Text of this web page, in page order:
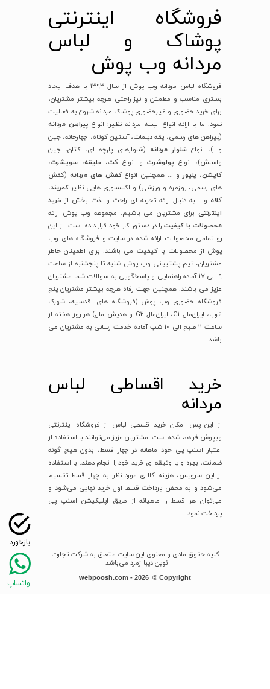
فروشگاه اینترنتی
پوشاک و لباس
مردانه وب پوش
فروشگاه لباس مردانه وب پوش از سال1393 با هدف ایجاد
بستری مناسب و مطمئن و نیز راحتی هرچه بیشتر مشتریان،
برای خرید حضوری و غیرحضوری پوشاک مردانه شروع به فعالیت
نمود. ما با ارائه انواع البسه مردانه نظیر: انواع پیراهن مردانه
(پیراهن های رسمی، یقه دپلمات، آستین کوتاه، چهارخانه، جین
و...)، انواعشلوار مردانه (شلوارهای پارچه ای، کتان، جین
واسلش)، انواع پولوشرت و انواع کت، جلیقه، سویشرت،
کاپشن، پلیور و ... همچنین انواع کفش های مردانه(کفش
های رسمی، روزمره و ورزشی) و اکسسوری هایی نظیر کمربند،
کلاه و... به دنبال ارائه تجربه ای راحت و لذت بخش از خرید
اینترنتی برای مشتریان می باشیم. مجموعه وب پوش ارائه
محصولات با کیفیترا در دستور کار خود قرار داده است. از این
رو تمامی محصولات ارائه شده در سایت و فروشگاه های وب
پوش از محصولات با کیفیت می باشند. برای اطمینان خاطر
مشتریان، تیم پشتیبانی وب پوش شنبه تا پنجشنبه از ساعت
9 الی 17 آماده راهنمایی و پاسخگویی به سوالات شما مشتریان
عزیز می باشند. همچنین جهت رفاه هرچه بیشتر مشتریان پنج
فروشگاه حضوری وب پوش (فروشگاه های اقدسیه، شهرک
غرب، ایران‌مال G1، ایران‌مال G2 و هدیش مال) هر روز هفته از
ساعت 11 صبح الی 10 شب آماده خدمت رسانی به مشتریان می
باشد.
خرید اقساطی لباس
مردانه
از این پس امکان خرید قسطی لباس از فروشگاه اینترنتی
وبپوش فراهم شده است. مشتریان عزیز می‌توانند با استفاده از
اعتبار اسنپ پی خود ماهانه در چهار قسط، بدون هیچ گونه
ضمانت، بهره و یا وثیقه ای خرید خود را انجام دهند. با استفاده
از این سرویس، هزینه کالای مورد نظر به چهار قسط تقسیم
می‌شود و به محض پرداخت قسط اول خرید نهایی می‌شود و
می‌توان هر قسط را ماهیانه از طریق اپلیکیشن اسنپ پی
پرداخت نمود.
کلیه حقوق مادی و معنوی این سایت متعلق به شرکت تجارت
نوین دیبا زمرد می‌باشد
webpoosh.com - 2026 © Copyright